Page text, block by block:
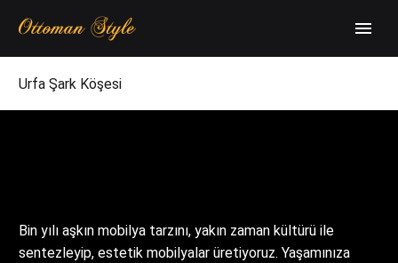
Urfa Şark Köşesi
Bin yılı aşkın mobilya tarzını, yakın zaman kültürü ile
sentezleyip, estetik mobilyalar üretiyoruz. Yaşamınıza